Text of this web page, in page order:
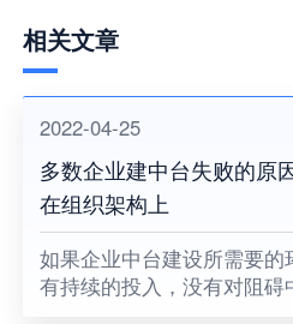
相关文章
2022-04-25
多数企业建中台失败的原
在组织架构上
如果企业中台建设所需要
有持续的投入，没有对阻